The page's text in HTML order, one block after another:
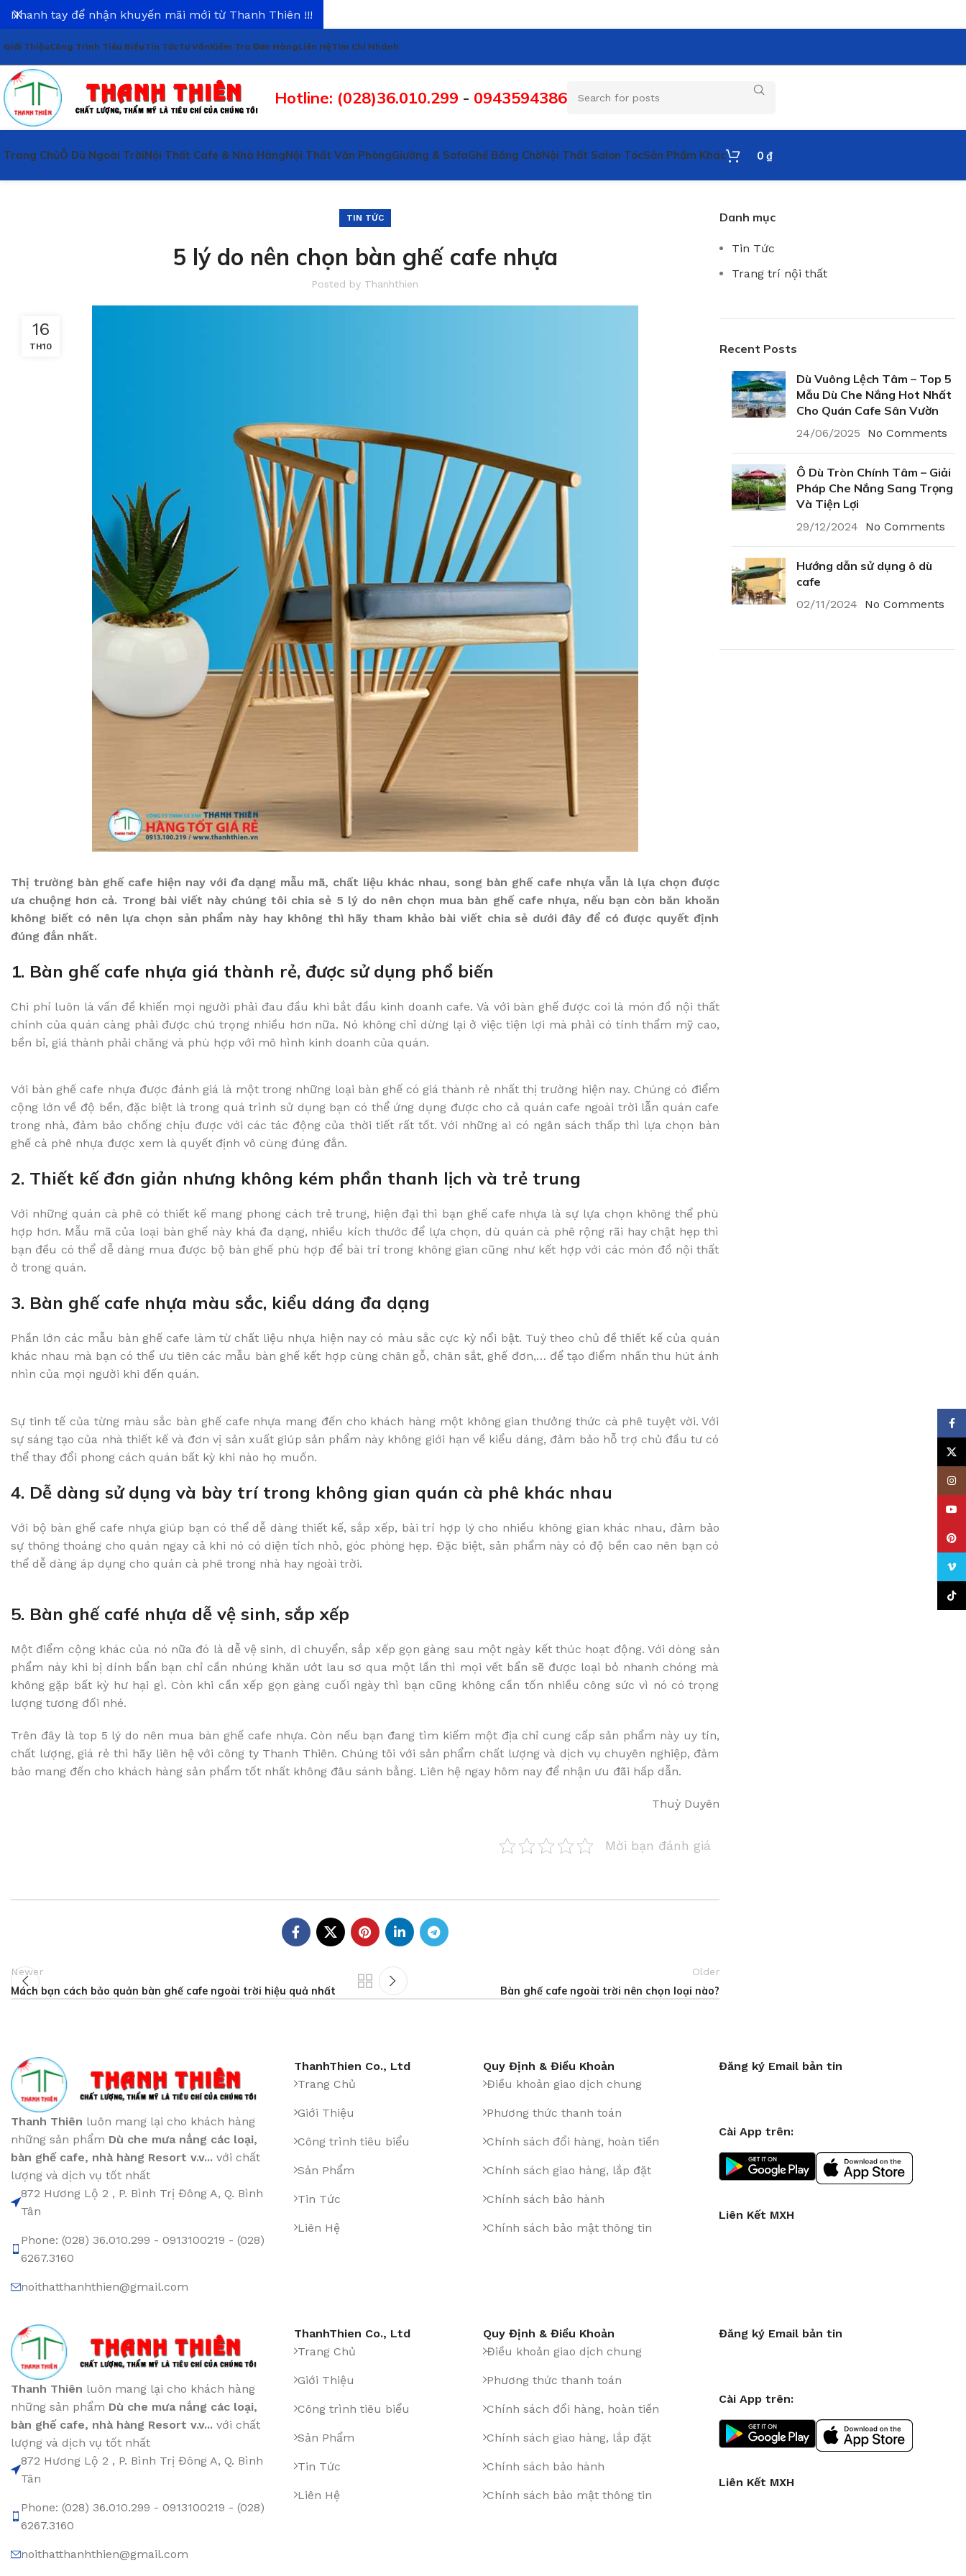
Giới ThiệuCông Trình Tiêu BiểuTin TứcTư VấnKiểm Tra Đơn HàngLiên HệTìm Chi Nhánh
Hotline: (028)36.010.299 - 0943594386
Trang ChủÔ Dù Ngoài TrờiNội Thất Cafe & Nhà HàngNội Thất Văn PhòngGiường & SofaGhế Băng ChờNội Thất Salon TócSản Phẩm Khác 0 ₫
TIN TỨC
5 lý do nên chọn bàn ghế cafe nhựa
Posted by Thanhthien
16
TH10
Thị trường bàn ghế cafe hiện nay với đa dạng mẫu mã, chất liệu khác nhau, song bàn ghế cafe nhựa vẫn là lựa chọn được
ưa chuộng hơn cả. Trong bài viết này chúng tôi chia sẻ 5 lý do nên chọn mua bàn ghế cafe nhựa, nếu bạn còn băn khoăn
không biết có nên lựa chọn sản phẩm này hay không thì hãy tham khảo bài viết chia sẻ dưới đây để có được quyết định
đúng đắn nhất.
1. Bàn ghế cafe nhựa giá thành rẻ, được sử dụng phổ biến
Chi phí luôn là vấn đề khiến mọi người phải đau đầu khi bắt đầu kinh doanh cafe. Và với bàn ghế được coi là món đồ nội thất
chính của quán càng phải được chú trọng nhiều hơn nữa. Nó không chỉ dừng lại ở việc tiện lợi mà phải có tính thẩm mỹ cao,
bền bỉ, giá thành phải chăng và phù hợp với mô hình kinh doanh của quán.
Với bàn ghế cafe nhựa được đánh giá là một trong những loại bàn ghế có giá thành rẻ nhất thị trường hiện nay. Chúng có điểm
cộng lớn về độ bền, đặc biệt là trong quá trình sử dụng bạn có thể ứng dụng được cho cả quán cafe ngoài trời lẫn quán cafe
trong nhà, đảm bảo chống chịu được với các tác động của thời tiết rất tốt. Với những ai có ngân sách thấp thì lựa chọn bàn
ghế cà phê nhựa được xem là quyết định vô cùng đúng đắn.
2. Thiết kế đơn giản nhưng không kém phần thanh lịch và trẻ trung
Với những quán cà phê có thiết kế mang phong cách trẻ trung, hiện đại thì bạn ghế cafe nhựa là sự lựa chọn không thể phù
hợp hơn. Mẫu mã của loại bàn ghế này khá đa dạng, nhiều kích thước để lựa chọn, dù quán cà phê rộng rãi hay chật hẹp thì
bạn đều có thể dễ dàng mua được bộ bàn ghế phù hợp để bài trí trong không gian cũng như kết hợp với các món đồ nội thất
ở trong quán.
3. Bàn ghế cafe nhựa màu sắc, kiểu dáng đa dạng
Phần lớn các mẫu bàn ghế cafe làm từ chất liệu nhựa hiện nay có màu sắc cực kỳ nổi bật. Tuỳ theo chủ đề thiết kế của quán
khác nhau mà bạn có thể ưu tiên các mẫu bàn ghế kết hợp cùng chân gỗ, chân sắt, ghế đơn,… để tạo điểm nhấn thu hút ánh
nhìn của mọi người khi đến quán.
Sự tinh tế của từng màu sắc bàn ghế cafe nhựa mang đến cho khách hàng một không gian thưởng thức cà phê tuyệt vời. Với
sự sáng tạo của nhà thiết kế và đơn vị sản xuất giúp sản phẩm này không giới hạn về kiểu dáng, đảm bảo hỗ trợ chủ đầu tư có
thể thay đổi phong cách quán bất kỳ khi nào họ muốn.
4. Dễ dàng sử dụng và bày trí trong không gian quán cà phê khác nhau
Với bộ bàn ghế cafe nhựa giúp bạn có thể dễ dàng thiết kế, sắp xếp, bài trí hợp lý cho nhiều không gian khác nhau, đảm bảo
sự thông thoáng cho quán ngay cả khi nó có diện tích nhỏ, góc phòng hẹp. Đặc biệt, sản phẩm này có độ bền cao nên bạn có
thể dễ dàng áp dụng cho quán cà phê trong nhà hay ngoài trời.
5. Bàn ghế café nhựa dễ vệ sinh, sắp xếp
Một điểm cộng khác của nó nữa đó là dễ vệ sinh, di chuyển, sắp xếp gọn gàng sau một ngày kết thúc hoạt động. Với dòng sản
phẩm này khi bị dính bẩn bạn chỉ cần nhúng khăn ướt lau sơ qua một lần thì mọi vết bẩn sẽ được loại bỏ nhanh chóng mà
không gặp bất kỳ hư hại gì. Còn khi cần xếp gọn gàng cuối ngày thì bạn cũng không cần tốn nhiều công sức vì nó có trọng
lượng tương đối nhé.
Trên đây là top 5 lý do nên mua bàn ghế cafe nhựa. Còn nếu bạn đang tìm kiếm một địa chỉ cung cấp sản phẩm này uy tín,
chất lượng, giá rẻ thì hãy liên hệ với công ty Thanh Thiên. Chúng tôi với sản phẩm chất lượng và dịch vụ chuyên nghiệp, đảm
bảo mang đến cho khách hàng sản phẩm tốt nhất không đâu sánh bằng. Liên hệ ngay hôm nay để nhận ưu đãi hấp dẫn.
Thuỳ Duyên
Mời bạn đánh giá
Newer
Mách bạn cách bảo quản bàn ghế cafe ngoài trời hiệu quả nhất
Older
Bàn ghế cafe ngoài trời nên chọn loại nào?
Danh mục
Tin Tức
Trang trí nội thất
Recent Posts
Dù Vuông Lệch Tâm – Top 5
Mẫu Dù Che Nắng Hot Nhất
Cho Quán Cafe Sân Vườn
24/06/2025 No Comments
Ô Dù Tròn Chính Tâm – Giải
Pháp Che Nắng Sang Trọng
Và Tiện Lợi
29/12/2024 No Comments
Hướng dẫn sử dụng ô dù
cafe
02/11/2024 No Comments
Thanh Thiên luôn mang lại cho khách hàng
những sản phẩm Dù che mưa nắng các loại,
bàn ghế cafe, nhà hàng Resort v.v... với chất
lượng và dịch vụ tốt nhất
872 Hương Lộ 2 , P. Bình Trị Đông A, Q. Bình
Tân
Phone: (028) 36.010.299 - 0913100219 - (028)
6267.3160
noithatthanhthien@gmail.com
ThanhThien Co., Ltd
Trang Chủ
Giới Thiệu
Công trình tiêu biểu
Sản Phẩm
Tin Tức
Liên Hệ
Quy Định & Điều Khoản
Điều khoản giao dịch chung
Phương thức thanh toán
Chính sách đổi hàng, hoàn tiền
Chính sách giao hàng, lắp đặt
Chính sách bảo hành
Chính sách bảo mật thông tin
Đăng ký Email bản tin
Cài App trên:
Liên Kết MXH
Thanh Thiên luôn mang lại cho khách hàng
những sản phẩm Dù che mưa nắng các loại,
bàn ghế cafe, nhà hàng Resort v.v... với chất
lượng và dịch vụ tốt nhất
872 Hương Lộ 2 , P. Bình Trị Đông A, Q. Bình
Tân
Phone: (028) 36.010.299 - 0913100219 - (028)
6267.3160
noithatthanhthien@gmail.com
ThanhThien Co., Ltd
Trang Chủ
Giới Thiệu
Công trình tiêu biểu
Sản Phẩm
Tin Tức
Liên Hệ
Quy Định & Điều Khoản
Điều khoản giao dịch chung
Phương thức thanh toán
Chính sách đổi hàng, hoàn tiền
Chính sách giao hàng, lắp đặt
Chính sách bảo hành
Chính sách bảo mật thông tin
Đăng ký Email bản tin
Cài App trên:
Liên Kết MXH
Nhanh tay để nhận khuyến mãi mới từ Thanh Thiên !!!